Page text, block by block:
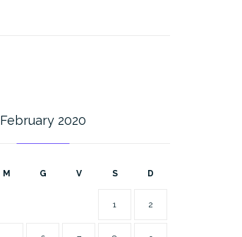
February 2020
M G V S D
1 2